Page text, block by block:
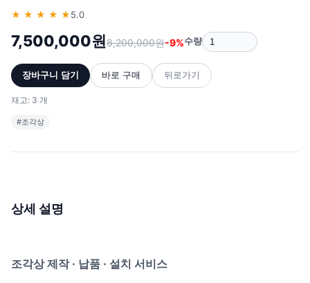
★ ★ ★ ★ ★5.0
7,500,000원8,200,000원-9%수량
장바구니 담기 바로 구매 뒤로가기
재고: 3 개
#조각상
상세 설명
조각상 제작 · 납품 · 설치 서비스